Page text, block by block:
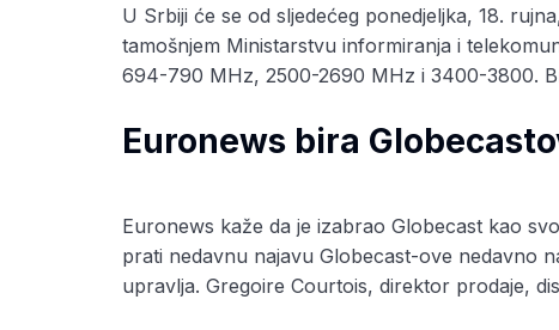
U Srbiji će se od sljedećeg ponedjeljka, 18.
tamošnjem Ministarstvu informiranja i
694-790 MHz, 2500-2690 MHz i 3400-3800.
Euronews bira
Euronews kaže da je izabrao Globecast kao
prati nedavnu najavu Globecast-ove nedavno
upravlja. Gregoire Courtois, direktor prodaje,